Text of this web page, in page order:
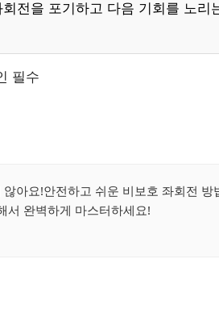
전을 포기하고 다음 기회를 노리
필수
아요!안전하고 쉬운 비보호 좌회전 방
서 완벽하게 마스터하세요!